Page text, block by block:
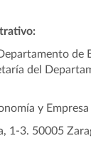
de
del
y Empresa
1-3. 50005